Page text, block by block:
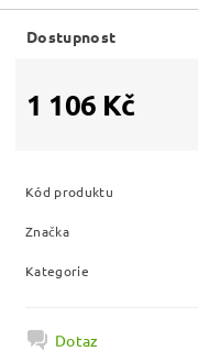
Dostupnost
1 106 Kč
Kód produktu
Značka
Kategorie
Dotaz